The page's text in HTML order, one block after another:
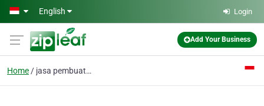
Skip to main content
English Login
Add Your Business
Home jasa pembuatan miniatu